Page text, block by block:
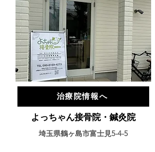
治療院情報へ
よっちゃん接骨院・鍼灸院
埼玉県鶴ヶ島市富士見5-4-5